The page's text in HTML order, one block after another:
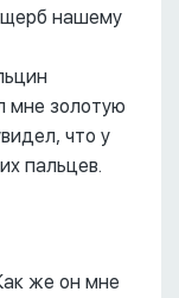
нашему
мне золотую
что у
пальцев.
же он мне